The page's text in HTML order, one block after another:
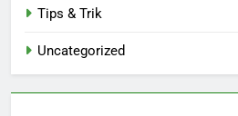
Tips & Trik
Uncategorized